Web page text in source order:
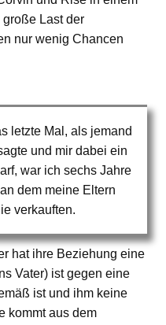
Last der
nur wenig Chancen
letzte Mal, als jemand
und mir dabei ein
war ich sechs Jahre
dem meine Eltern
verkauften.
hat ihre Beziehung eine
Vater) ist gegen eine
ist und ihm keine
kommt aus dem